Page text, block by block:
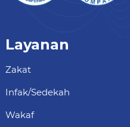
Layanan
Zakat
Infak/Sedekah
Wakaf